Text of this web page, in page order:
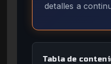
detalles a
Tabla de